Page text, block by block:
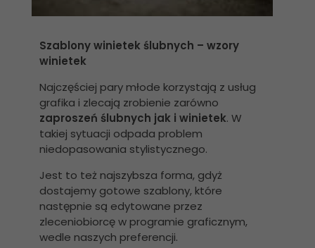
Szablony winietek ślubnych – wzory
winietek
Najczęściej pary młode korzystają z usług
grafika i zlecają zrobienie zarówno
zaproszeń ślubnych jak i winietek. W
takiej sytuacji odpada problem
niedopasowania stylistycznego.
Jest to też najszybsza forma, gdyż
dostajemy gotowe szablony, które
następnie są edytowane przez
zleceniobiorcę w programie graficznym,
wedle naszych preferencji.